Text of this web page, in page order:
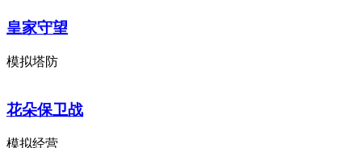
皇家守望
模拟塔防
花朵保卫战
模拟经营